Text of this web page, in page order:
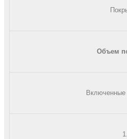
Объем
Включенные
1.